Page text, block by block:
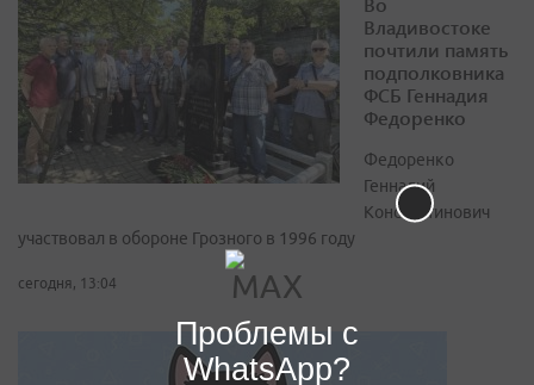
Владивостоке
почтили память
подполковника
ФСБ Геннадия
Федоренко
Федоренко
Геннадий
Константинович
участвовал в обороне Грозного в 1996 году
сегодня, 13:04
Проблемы с
WhatsApp?